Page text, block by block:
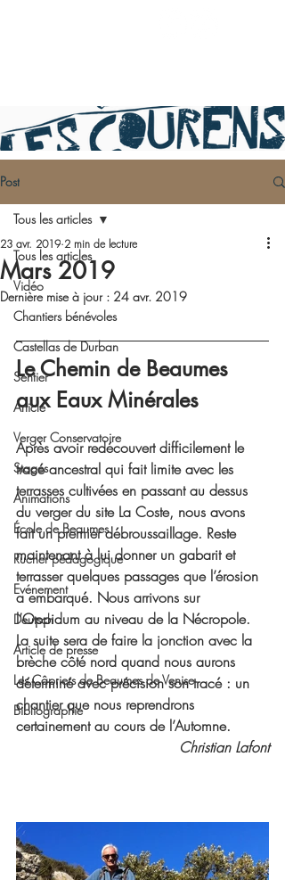
Post
Tous les articles
Vidéo
Chantiers bénévoles
Castellas de Durban
Sentier
Article
Verger Conservatoire
Stages
Animations
École de Beaumes
Rucher pédagogique
Evénement
Deutsch
Article de presse
Les Câpriers de Beaumes de Venise
Bibliographie
Tous les articles
Mars 2019
23 avr. 2019 2 min de lecture
Dernière mise à jour : 24 avr. 2019
Le Chemin de Beaumes
aux Eaux Minérales
Après avoir redécouvert difficilement le
tracé ancestral qui fait limite avec les
terrasses cultivées en passant au dessus
du verger du site La Coste, nous avons
fait un premier débroussaillage. Reste
maintenant à lui donner un gabarit et
terrasser quelques passages que l’érosion
a embarqué. Nous arrivons sur
l’Oppidum au niveau de la Nécropole.
La suite sera de faire la jonction avec la
brèche côté nord quand nous aurons
déterminé avec précision son tracé : un
chantier que nous reprendrons
certainement au cours de l’Automne.
Christian Lafont